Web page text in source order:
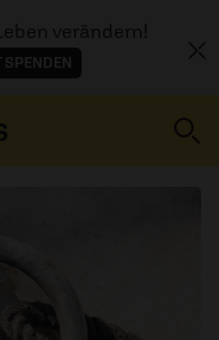
verändern!
SPENDEN